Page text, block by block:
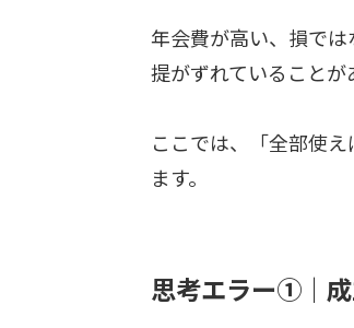
年会費が高い、損で
提がずれていることが
ここでは、「全部使
ます。
思考エラー①｜